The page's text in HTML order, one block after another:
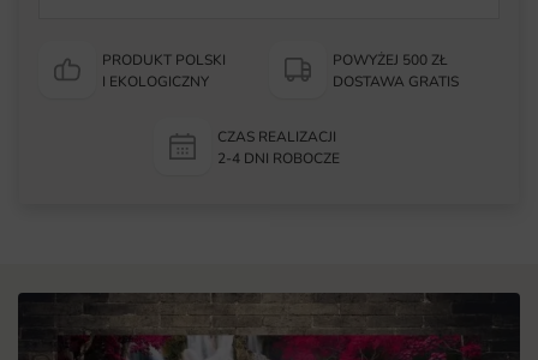
PRODUKT POLSKI
I EKOLOGICZNY
POWYŻEJ 500 ZŁ
DOSTAWA GRATIS
CZAS REALIZACJI
2-4 DNI ROBOCZE